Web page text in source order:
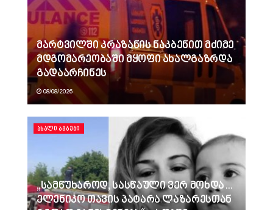
მარტვილში კრაზანის ნაკბენით მძიმე
მდგომარეობაში მყოფი ახალგაზრდა
გადაარჩინეს
08/08/2026
ᲐᲮᲐᲚᲘ ᲐᲛᲑᲔᲑᲘ
„სამწუხაროდ, სასწაული ვერ მოხდა…
ელენიკო თავის პატარა ლაზარესთან